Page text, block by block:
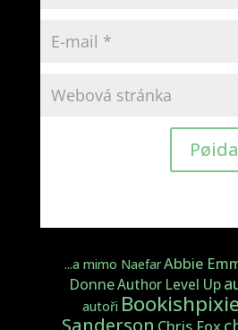
...a mimo NaefarAbbie
DonneAuthor Level Up
autoři
Sanderson Chris Fox